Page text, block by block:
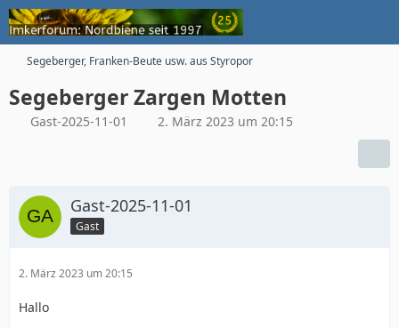
Segeberger, Franken-Beute usw. aus Styropor
Segeberger Zargen Motten
Gast-2025-11-01 2. März 2023 um 20:15
Gast-2025-11-01
Gast
2. März 2023 um 20:15
Hallo